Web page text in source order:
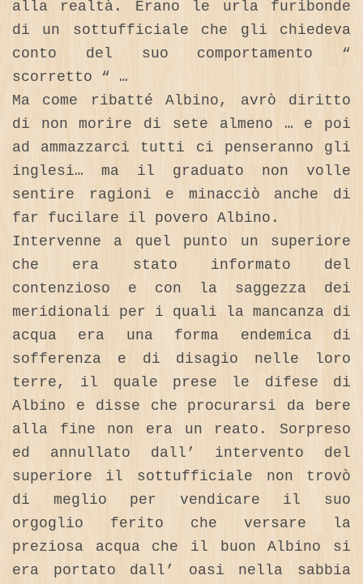
alla realtà. Erano le urla furibonde
di un sottufficiale che gli chiedeva
conto del suo comportamento “
scorretto “ …
Ma come ribatté Albino, avrò diritto
di non morire di sete almeno … e poi
ad ammazzarci tutti ci penseranno gli
inglesi… ma il graduato non volle
sentire ragioni e minacciò anche di
far fucilare il povero Albino.
Intervenne a quel punto un superiore
che era stato informato del
contenzioso e con la saggezza dei
meridionali per i quali la mancanza di
acqua era una forma endemica di
sofferenza e di disagio nelle loro
terre, il quale prese le difese di
Albino e disse che procurarsi da bere
alla fine non era un reato. Sorpreso
ed annullato dall’ intervento del
superiore il sottufficiale non trovò
di meglio per vendicare il suo
orgoglio ferito che versare la
preziosa acqua che il buon Albino si
era portato dall’ oasi nella sabbia